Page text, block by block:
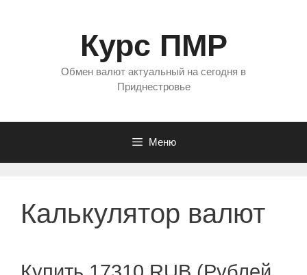
Курс ПМР
Обмен валют актуальный на сегодня в
Приднестровье
Меню
Калькулятор валют